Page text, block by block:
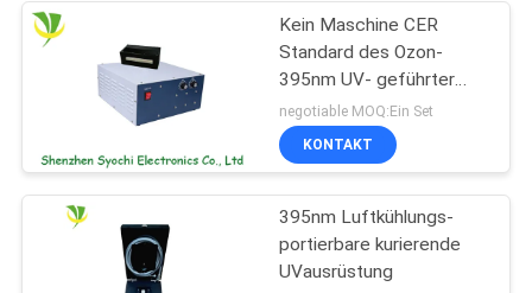
Kein Maschine CER
Standard des Ozon-
395nm UV- geführter
kurierender für UV-
Digital-Drucken
negotiable MOQ:Ein Set
KONTAKT
395nm Luftkühlungs-
portierbare kurierende
UVausrüstung